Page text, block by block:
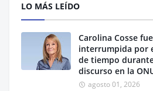
LO MÁS LEÍDO
Carolina Cosse fue
interrumpida por
de tiempo
discurso en la
agosto 01, 2026